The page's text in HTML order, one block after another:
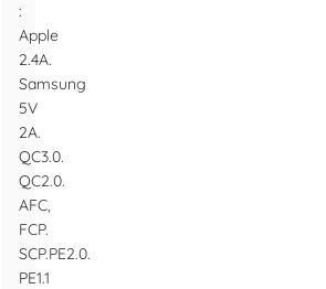
:
Apple
2.4A.
Samsung
5V
2A.
QC3.0.
QC2.0.
AFC,
FCP.
SCP.PE2.0.
PE1.1